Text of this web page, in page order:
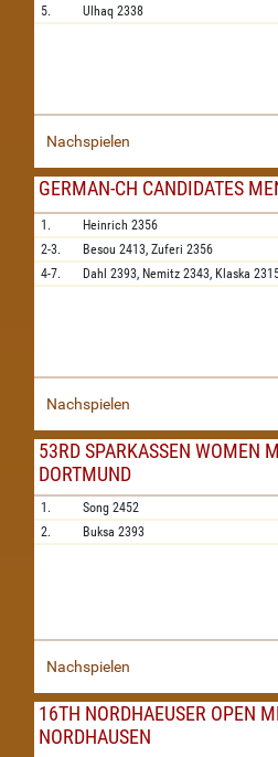
5.
Ulhaq 2338
Nachspielen
GERMAN-CH CANDIDATES
1. Heinrich 2356
2-3.
Besou 2413, Zuferi 2356
4-7.
Dahl 2393, Nemitz 2343, Klaska
Nachspielen
53RD SPARKASSEN WOMEN
DORTMUND
1. Song 2452
2.
Buksa 2393
Nachspielen
16TH NORDHAEUSER OPEN
NORDHAUSEN